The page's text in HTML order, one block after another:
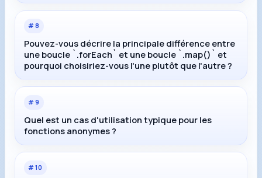
#8
Pouvez-vous décrire la principale différence entre
une boucle `.forEach` et une boucle `.map()` et
pourquoi choisiriez-vous l'une plutôt que l'autre ?
#9
Quel est un cas d'utilisation typique pour les
fonctions anonymes ?
#10